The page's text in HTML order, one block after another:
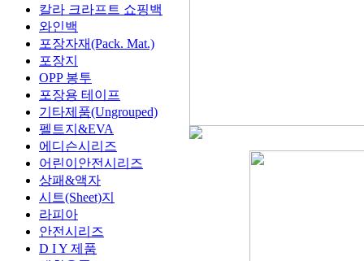
칼라 크라프트 쇼핑백
와인백
포장자재(Pack. Mat.)
포장지
OPP 봉투
포장용 테이프
기타제품(Ungrouped)
펠트지&EVA
에디슨시리즈
어린이안전시리즈
상패&액자
시트(Sheet)지
라피아
안전시리즈
D I Y 제품